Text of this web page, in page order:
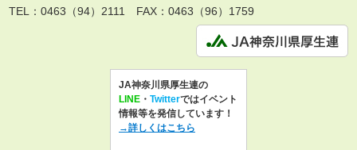
TEL：0463（94）2111
FAX：0463（96）1759
JA神奈川県厚生連の
LINE ・ Twitterではイベント
情報等を発信しています！
→詳しくはこちら